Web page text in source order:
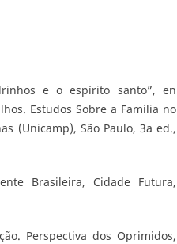
e o espírito santo”, en
Estudos Sobre a Família no
(Unicamp), São Paulo, 3a ed.,
Brasileira, Cidade Futura,
Perspectiva dos Oprimidos,